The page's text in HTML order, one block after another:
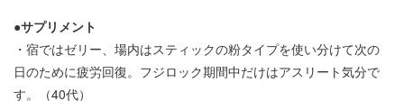
●サプリメント
・宿ではゼリー、場内はスティックの粉タイプを使い分けて次の
日のために疲労回復。フジロック期間中だけはアスリート気分で
す。（40代）